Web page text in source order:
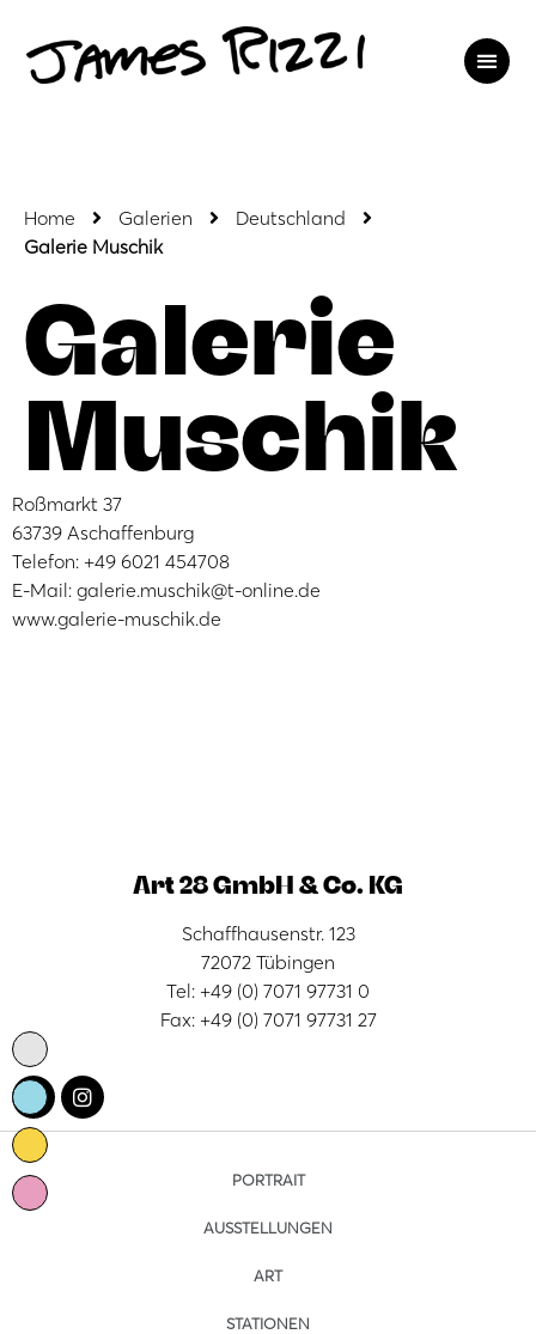
Home Galerien
Deutschland
Galerie Muschik
Galerie
Muschik
Roßmarkt 37
63739 Aschaffenburg
Telefon: +49 6021 454708
E-Mail: galerie.muschik@t-online.de
www.galerie-muschik.de
Art 28 GmbH & Co. KG
Schaffhausenstr. 123
72072 Tübingen
Tel: +49 (0) 7071 97731 0
Fax: +49 (0) 7071 97731 27
PORTRAIT
AUSSTELLUNGEN
ART
STATIONEN